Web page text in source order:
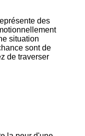
des
situation
sont de
de traverser